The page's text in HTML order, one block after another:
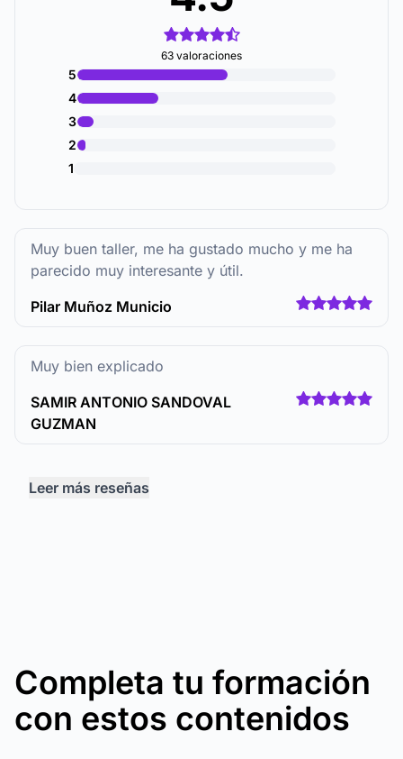
63 valoraciones
5
4
3
2
1
Muy buen taller, me ha gustado mucho y me ha
parecido muy interesante y útil.
Pilar Muñoz Municio
Muy bien explicado
SAMIR ANTONIO SANDOVAL
GUZMAN
Leer más reseñas
Completa tu formación
con estos contenidos